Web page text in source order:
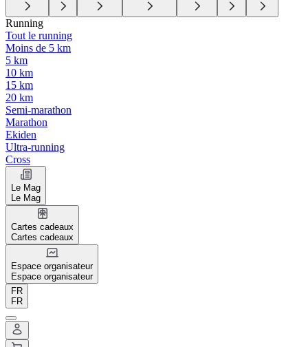
Running
Tout le running
Moins de 5 km
5 km
10 km
15 km
20 km
Semi-marathon
Marathon
Ekiden
Ultra-running
Cross
Le Mag
Le Mag
Cartes cadeaux
Cartes cadeaux
Espace organisateur
Espace organisateur
FR
FR